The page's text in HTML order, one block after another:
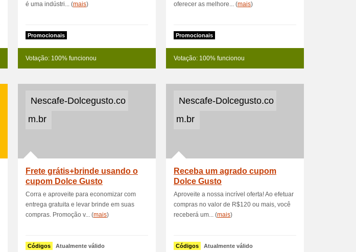
é uma indústri... (mais)
Promocionais
Votação: 100% funcionou
oferecer as melhore... (mais)
Promocionais
Votação: 100% funcionou
Nescafe-Dolcegusto.co
m.br
Frete grátis+brinde usando o
cupom Dolce Gusto
Corra e aproveite para economizar com
entrega gratuita e levar brinde em suas
compras. Promoção v... (mais)
Códigos Atualmente válido
Nescafe-Dolcegusto.co
m.br
Receba um agrado cupom
Dolce Gusto
Aproveite a nossa incrível oferta! Ao efetuar
compras no valor de R$120 ou mais, você
receberá um... (mais)
Códigos Atualmente válido